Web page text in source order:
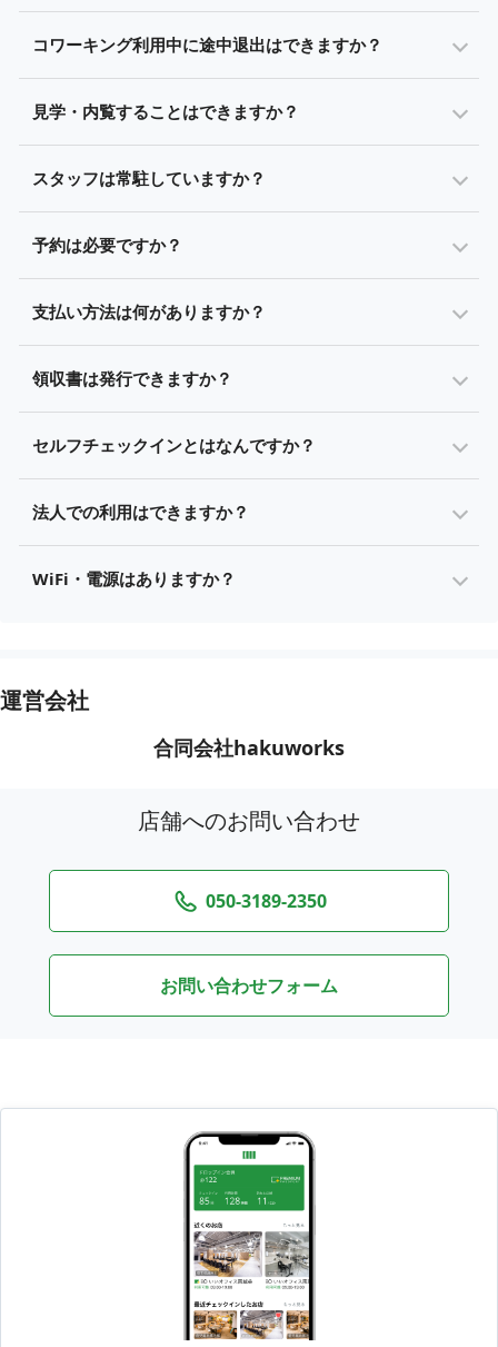
コワーキング利用中に途中退出はできますか？
見学・内覧することはできますか？
スタッフは常駐していますか？
予約は必要ですか？
支払い方法は何がありますか？
領収書は発行できますか？
セルフチェックインとはなんですか？
法人での利用はできますか？
WiFi・電源はありますか？
運営会社
合同会社hakuworks
店舗へのお問い合わせ
050-3189-2350
お問い合わせフォーム